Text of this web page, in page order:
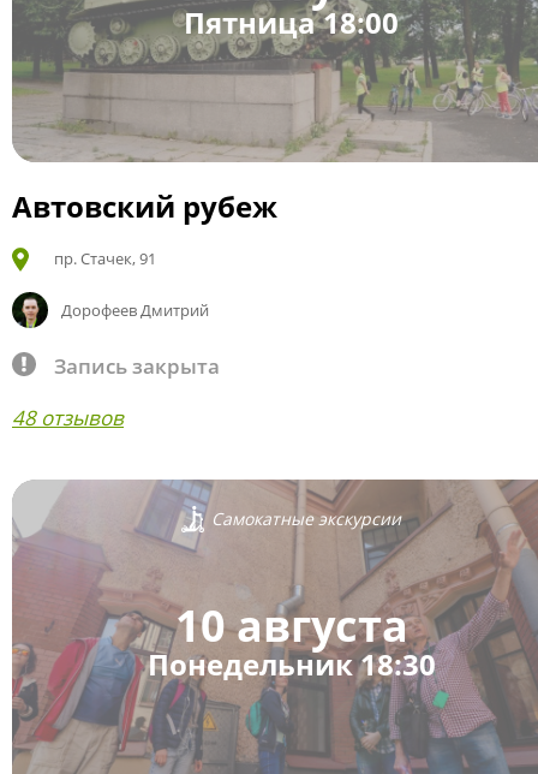
Пятница 18:00
Автовский рубеж
пр. Стачек, 91
Дорофеев Дмитрий
Запись закрыта
48 отзывов
Самокатные экскурсии
10 августа
Понедельник 18:30